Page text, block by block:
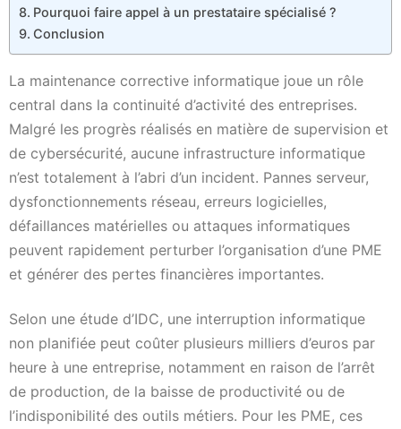
Pourquoi faire appel à un prestataire spécialisé ?
Conclusion
La maintenance corrective informatique joue un rôle
central dans la continuité d’activité des entreprises.
Malgré les progrès réalisés en matière de supervision et
de cybersécurité, aucune infrastructure informatique
n’est totalement à l’abri d’un incident. Pannes serveur,
dysfonctionnements réseau, erreurs logicielles,
défaillances matérielles ou attaques informatiques
peuvent rapidement perturber l’organisation d’une PME
et générer des pertes financières importantes.
Selon une étude d’IDC, une interruption informatique
non planifiée peut coûter plusieurs milliers d’euros par
heure à une entreprise, notamment en raison de l’arrêt
de production, de la baisse de productivité ou de
l’indisponibilité des outils métiers. Pour les PME, ces